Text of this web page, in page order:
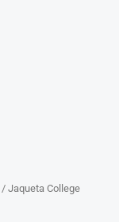
/ Jaqueta College